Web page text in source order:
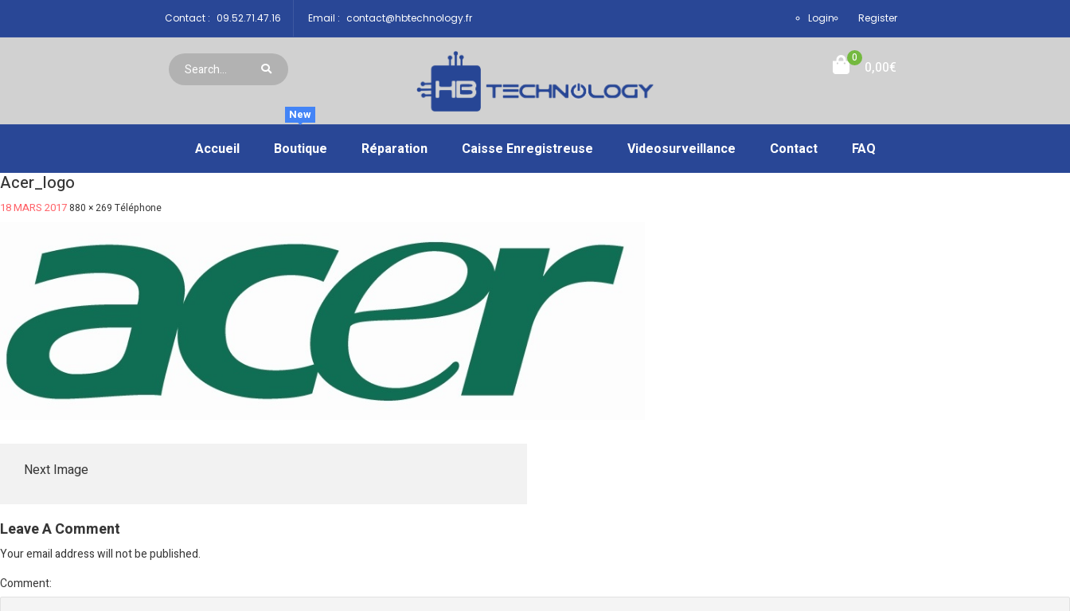
Contact : 09.52.71.47.16 Email : contact@hbtechnology.fr Login Register
0
0,00€
Accueil Boutique
New
Réparation Caisse Enregistreuse Videosurveillance Contact FAQ
Acer_logo
18 MARS 2017 880 × 269 Téléphone
Next Image
Leave A Comment
Your email address will not be published.
Comment: